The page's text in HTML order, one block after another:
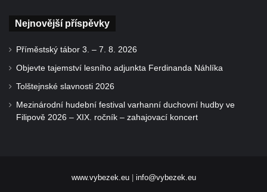
Nejnovější příspěvky
Příměstský tábor 3. – 7. 8. 2026
Objevte tajemství lesního adjunkta Ferdinanda Náhlíka
Tolštejnské slavnosti 2026
Mezinárodní hudební festival varhanní duchovní hudby ve
Filipově 2026 – XIX. ročník – zahajovací koncert
www.vybezek.eu| info@vybezek.eu